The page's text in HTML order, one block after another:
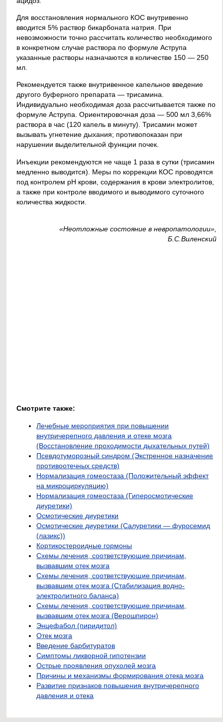
Для восстановления нормального КОС внутривенно
вводится 5% раствор бикарбоната натрия. При
невозможности точно рассчитать количество необходимого
в конкретном случае раствора по формуле Аструпа
указанные растворы назначаются в количестве 150 — 250
мл.
Рекомендуется также внутривенное капельное введение
другого буферного препарата — трисамина.
Индивидуально необходимая доза рассчитывается также по
формуле Аструпа. Ориентировочная доза — 500 мл 3,66%
раствора в час (120 капель в минуту). Трисамин может
вызывать угнетение дыхания; противопоказан при
нарушении выделительной функции почек.
Инъекции рекомендуются не чаще 1 раза в сутки (трисамин
медленно выводится). Меры по коррекции КОС проводятся
под контролем рН крови, содержания в крови электролитов,
а также при контроле вводимого и выводимого суточного
количества жидкости.
«Неотложные состояние в невропатологии»,
Б.С.Виленский
Смотрите также:
Лечебные мероприятия при повышении
внутричерепного давления и отеке мозга
(Восстановление проходимости дыхательных путей)
Псевдотуморозный синдром (Экстренное назначение
противоотечных средств)
Нормализация гомеостаза (Положительный эффект
на микроциркуляцию)
Нормализация гомеостаза (Гиперосмотические
диуретики)
Осмотические диуретики
Осмотические диуретики (Салуретики — фуросемид
(лазикс))
Кортикостероидные гормоны
Схемы лечения, соответствующие причинам,
вызвавшим отек мозга
Схемы лечения, соответствующие причинам,
вызвавшим отек мозга (Стабилизация водно-
электролитного баланса)
Схемы лечения, соответствующие причинам,
вызвавшим отек мозга (Верошпирон)
Энцефабол (пиридитол)
Отек мозга
Введение барбитуратов
Симптомы ликворной гипотензии
Острые проявления опухолей мозга
Причины и механизмы формирования отека мозга
Развитие признаков повышения внутричерепного
давления и отека